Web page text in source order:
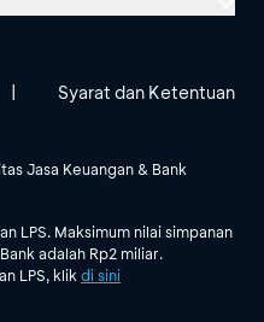
Jasa Keuangan & Bank
LPS. Maksimum nilai simpanan
adalah Rp2 miliar.
LPS, klik di sini
| Syarat dan Ketentuan